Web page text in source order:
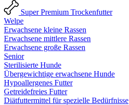
Super Premium Trockenfutter
Welpe
Erwachsene kleine Rassen
Erwachsene mittlere Rassen
Erwachsene große Rassen
Senior
Sterilisierte Hunde
Übergewichtige erwachsene Hunde
Hypoallergenes Futter
Getreidefreies Futter
Diätfuttermittel für spezielle Bedürfnisse